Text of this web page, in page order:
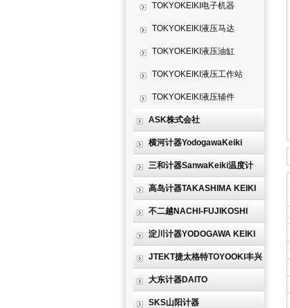
器 TOKYOKEIKI电子机器
TOKYOKEIKI液压马达
TOKYOKEIKI液压油缸
TOKYOKEIKI液压工作站
TOKYOKEIKI液压辅件
ASK株式会社
横河计器YodogawaKeiki
三和计器SanwaKeiki温度计
高岛计器TAKASHIMA KEIKI
不二越NACHI-FUJIKOSHI
淀川计器YODOGAWA KEIKI
JTEKT捷太格特TOYOOKI丰兴
大东计器DAITO
SKS山阳计器